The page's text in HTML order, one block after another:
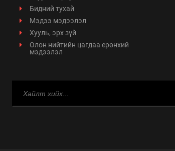
Бидний тухай
Мэдээ мэдээлэл
Хууль, эрх зүй
Олон нийтийн цагдаа ерөнхий
мэдээлэл